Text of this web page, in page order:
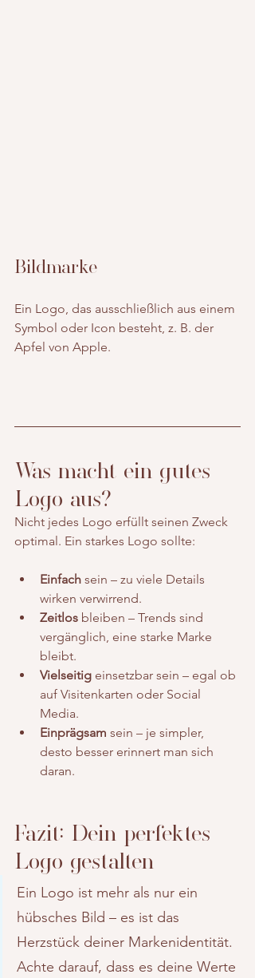
Bildmarke
Ein Logo, das ausschließlich aus einem
Symbol oder Icon besteht, z. B. der
Apfel von Apple.
Was macht ein gutes
Logo aus?
Nicht jedes Logo erfüllt seinen Zweck
optimal. Ein starkes Logo sollte:
Einfach sein – zu viele Details
wirken verwirrend.
Zeitlos bleiben – Trends sind
vergänglich, eine starke Marke
bleibt.
Vielseitig einsetzbar sein – egal ob
auf Visitenkarten oder Social
Media.
Einprägsam sein – je simpler,
desto besser erinnert man sich
daran.
Fazit: Dein perfektes
Logo gestalten
Ein Logo ist mehr als nur ein
hübsches Bild – es ist das
Herzstück deiner Markenidentität.
Achte darauf, dass es deine Werte